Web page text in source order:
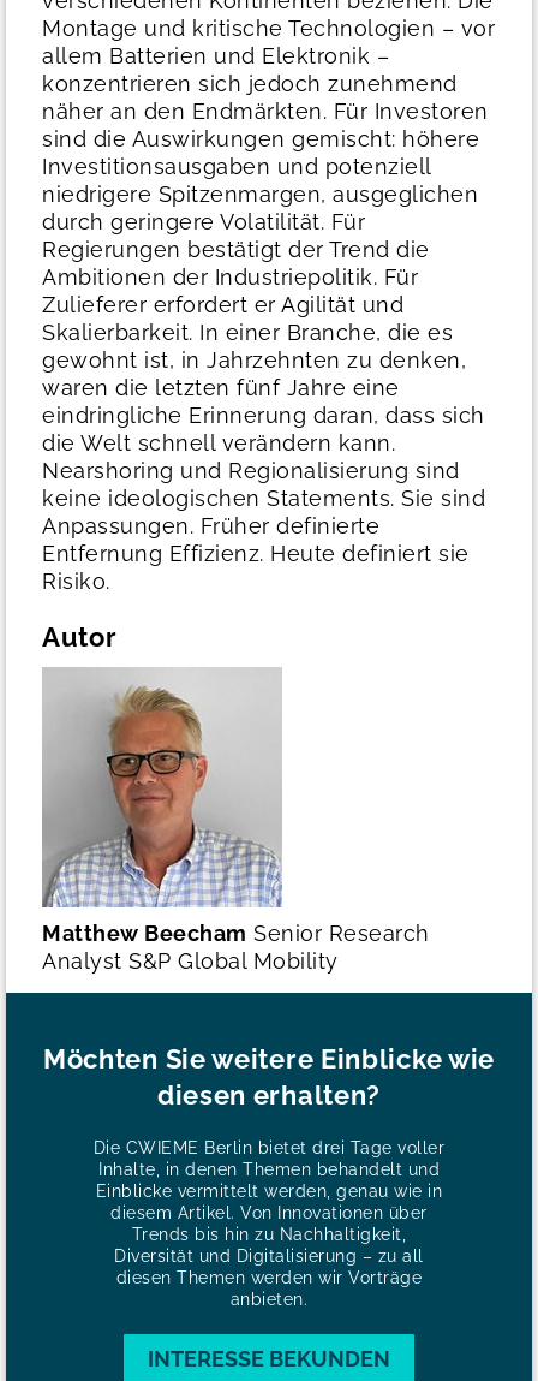
Montage und kritische Technologien – vor
allem Batterien und Elektronik –
konzentrieren sich jedoch zunehmend
näher an den Endmärkten. Für Investoren
sind die Auswirkungen gemischt: höhere
Investitionsausgaben und potenziell
niedrigere Spitzenmargen, ausgeglichen
durch geringere Volatilität. Für
Regierungen bestätigt der Trend die
Ambitionen der Industriepolitik. Für
Zulieferer erfordert er Agilität und
Skalierbarkeit. In einer Branche, die es
gewohnt ist, in Jahrzehnten zu denken,
waren die letzten fünf Jahre eine
eindringliche Erinnerung daran, dass sich
die Welt schnell verändern kann.
Nearshoring und Regionalisierung sind
keine ideologischen Statements. Sie sind
Anpassungen. Früher definierte
Entfernung Effizienz. Heute definiert sie
Risiko.
Autor
Matthew Beecham Senior Research
Analyst S&P Global Mobility
Möchten Sie weitere Einblicke wie
diesen erhalten?
Die CWIEME Berlin bietet drei Tage voller
Inhalte, in denen Themen behandelt und
Einblicke vermittelt werden, genau wie in
diesem Artikel. Von Innovationen über
Trends bis hin zu Nachhaltigkeit,
Diversität und Digitalisierung – zu all
diesen Themen werden wir Vorträge
anbieten.
INTERESSE BEKUNDEN